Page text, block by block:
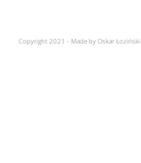
Copyright 2021 - Made by Oskar Łoziński